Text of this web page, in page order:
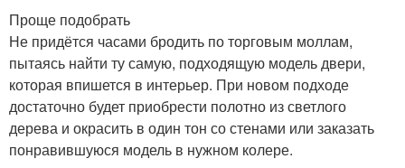
Проще подобрать
Не придётся часами бродить по торговым моллам,
пытаясь найти ту самую, подходящую модель двери,
которая впишется в интерьер. При новом подходе
достаточно будет приобрести полотно из светлого
дерева и окрасить в один тон со стенами или заказать
понравившуюся модель в нужном колере.